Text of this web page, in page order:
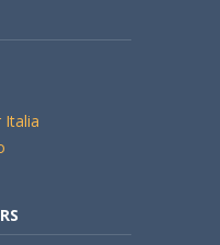
Italia